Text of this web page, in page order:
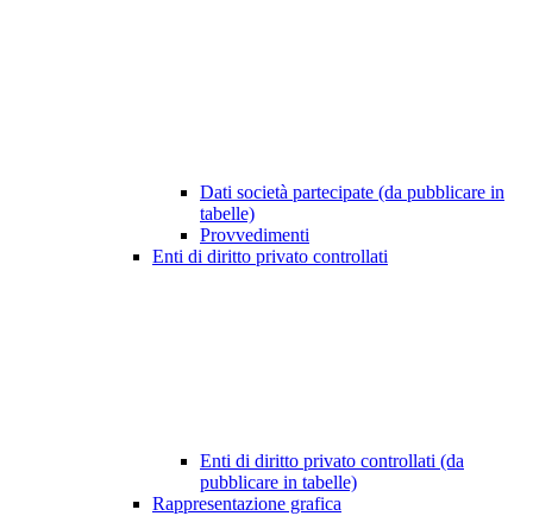
Dati società partecipate (da pubblicare in
tabelle)
Provvedimenti
Enti di diritto privato controllati
Enti di diritto privato controllati (da
pubblicare in tabelle)
Rappresentazione grafica